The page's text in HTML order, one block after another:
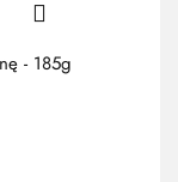
- 185g